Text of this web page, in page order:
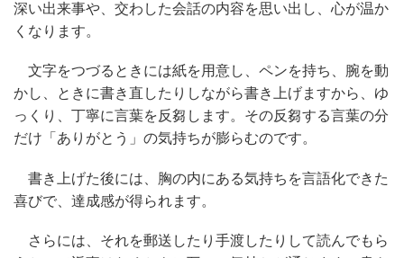
深い出来事や、交わした会話の内容を思い出し、心が温か
くなります。
文字をつづるときには紙を用意し、ペンを持ち、腕を動
かし、ときに書き直したりしながら書き上げますから、ゆ
っくり、丁寧に言葉を反芻します。その反芻する言葉の分
だけ「ありがとう」の気持ちが膨らむのです。
書き上げた後には、胸の内にある気持ちを言語化できた
喜びで、達成感が得られます。
さらには、それを郵送したり手渡したりして読んでもら